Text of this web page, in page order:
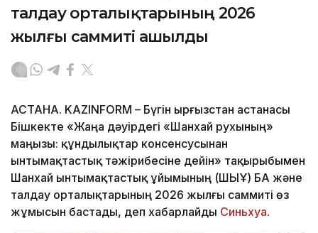
талдау орталықтарының 2026
жылғы саммиті ашылды
АСТАНА. KAZINFORM – Бүгін Қырғызстан астанасы
Бішкекте «Жаңа дәуірдегі «Шанхай рухының»
маңызы: құндылықтар консенсусынан
ынтымақтастық тәжірибесіне дейін» тақырыбымен
Шанхай ынтымақтастық ұйымының (ШЫҰ) БАҚ және
талдау орталықтарының 2026 жылғы саммиті өз
жұмысын бастады, деп хабарлайды Синьхуа.